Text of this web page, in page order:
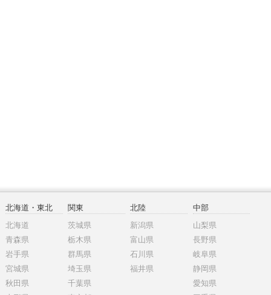
北海道・東北
北海道
青森県
岩手県
宮城県
秋田県
関東
茨城県
栃木県
群馬県
埼玉県
千葉県
北陸
新潟県
富山県
石川県
福井県
中部
山梨県
長野県
岐阜県
静岡県
愛知県